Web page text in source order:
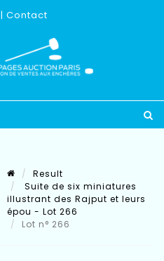
| Contact
Result
Suite de six miniatures
illustrant des Rajput et leurs
épou - Lot 266
Lot n° 266